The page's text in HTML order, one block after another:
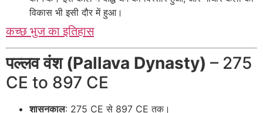
विकास भी इसी दौर में हुआ।
कच्छ भुज का इतिहास
पल्लव वंश (Pallava Dynasty) – 275
CE to 897 CE
शासनकाल: 275 CE से 897 CE तक।